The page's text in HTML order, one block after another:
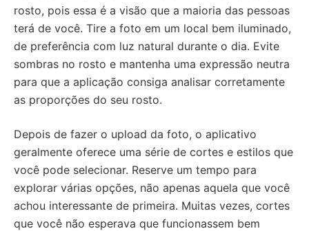
rosto, pois essa é a visão que a maioria das pessoas
terá de você. Tire a foto em um local bem iluminado,
de preferência com luz natural durante o dia. Evite
sombras no rosto e mantenha uma expressão neutra
para que a aplicação consiga analisar corretamente
as proporções do seu rosto.
Depois de fazer o upload da foto, o aplicativo
geralmente oferece uma série de cortes e estilos que
você pode selecionar. Reserve um tempo para
explorar várias opções, não apenas aquela que você
achou interessante de primeira. Muitas vezes, cortes
que você não esperava que funcionassem bem